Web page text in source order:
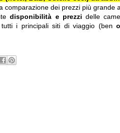
comparazione dei prezzi più grande
disponibilità e prezzi delle
tutti i principali siti di viaggio (ben